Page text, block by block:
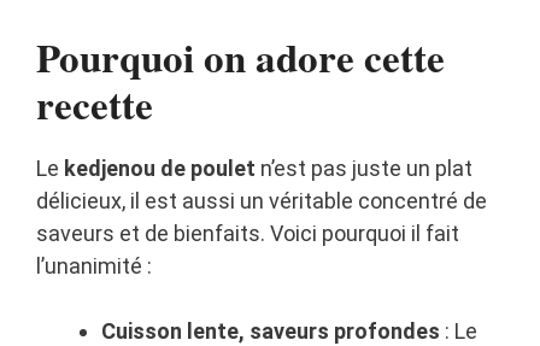
Pourquoi on adore cette
recette
Le kedjenou de poulet n’est pas juste un plat
délicieux, il est aussi un véritable concentré de
saveurs et de bienfaits. Voici pourquoi il fait
l’unanimité :
Cuisson lente, saveurs profondes : Le